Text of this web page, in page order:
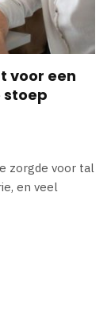
voor een
stoep
zorgde voor tal
en veel